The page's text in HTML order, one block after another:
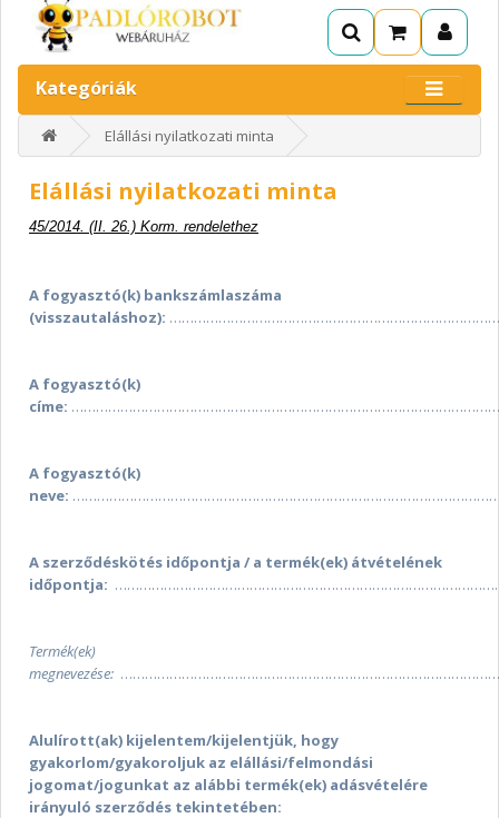
Kategóriák
Elállási nyilatkozati minta
Elállási nyilatkozati minta
45/2014. (II. 26.) Korm. rendelethez
A fogyasztó(k) bankszámlaszáma
(visszautaláshoz):
A fogyasztó(k)
címe:
A fogyasztó(k)
neve:
A szerződéskötés időpontja / a termék(ek) átvételének
időpontja:
Termék(ek)
megnevezése:
Alulírott(ak) kijelentem/kijelentjük, hogy
gyakorlom/gyakoroljuk az elállási/felmondási
jogomat/jogunkat az alábbi termék(ek) adásvételére
irányuló szerződés tekintetében: